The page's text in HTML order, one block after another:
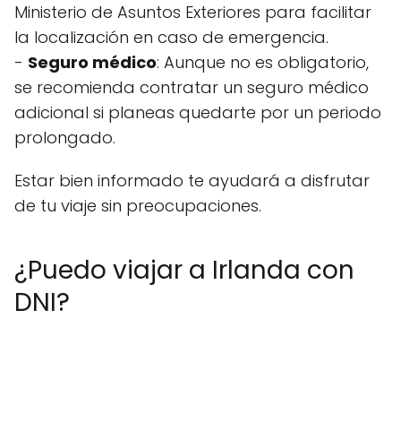
Ministerio de Asuntos Exteriores para facilitar
la localización en caso de emergencia.
- Seguro médico: Aunque no es obligatorio,
se recomienda contratar un seguro médico
adicional si planeas quedarte por un periodo
prolongado.
Estar bien informado te ayudará a disfrutar
de tu viaje sin preocupaciones.
¿Puedo viajar a Irlanda con
DNI?